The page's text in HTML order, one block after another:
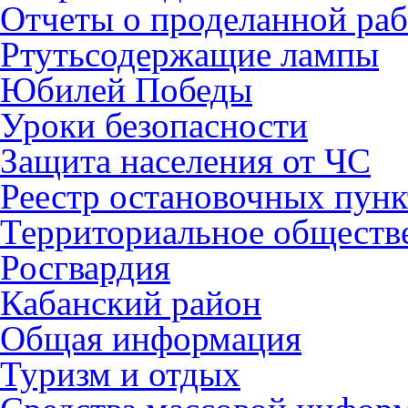
Отчеты о проделанной
Ртутьсодержащие лампы
Юбилей Победы
Уроки безопасности
Защита населения от ЧС
Реестр остановочных
Территориальное
Росгвардия
Кабанский район
Общая информация
Туризм и отдых